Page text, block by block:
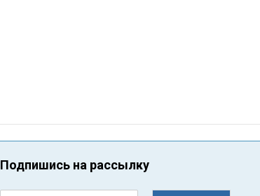
Подпишись на рассылку